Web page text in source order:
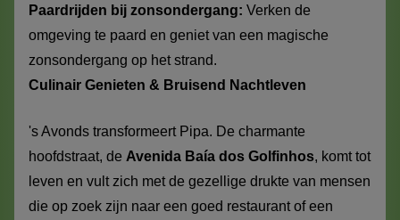
Paardrijden bij zonsondergang: Verken de
omgeving te paard en geniet van een magische
zonsondergang op het strand.
Culinair Genieten & Bruisend Nachtleven
's Avonds transformeert Pipa. De charmante
hoofdstraat, de Avenida Baía dos Golfinhos, komt tot
leven en vult zich met de gezellige drukte van mensen
die op zoek zijn naar een goed restaurant of een